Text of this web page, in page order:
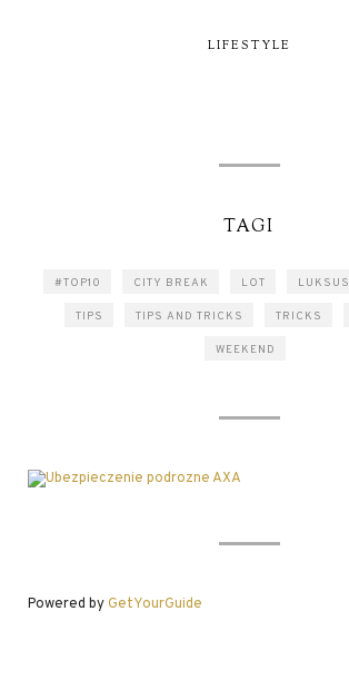
LIFESTYLE
TAGI
#TOP10 CITY BREAK LOT LUKSUS
TIPS TIPS AND TRICKS TRICKS
WEEKEND
Powered byGetYourGuide